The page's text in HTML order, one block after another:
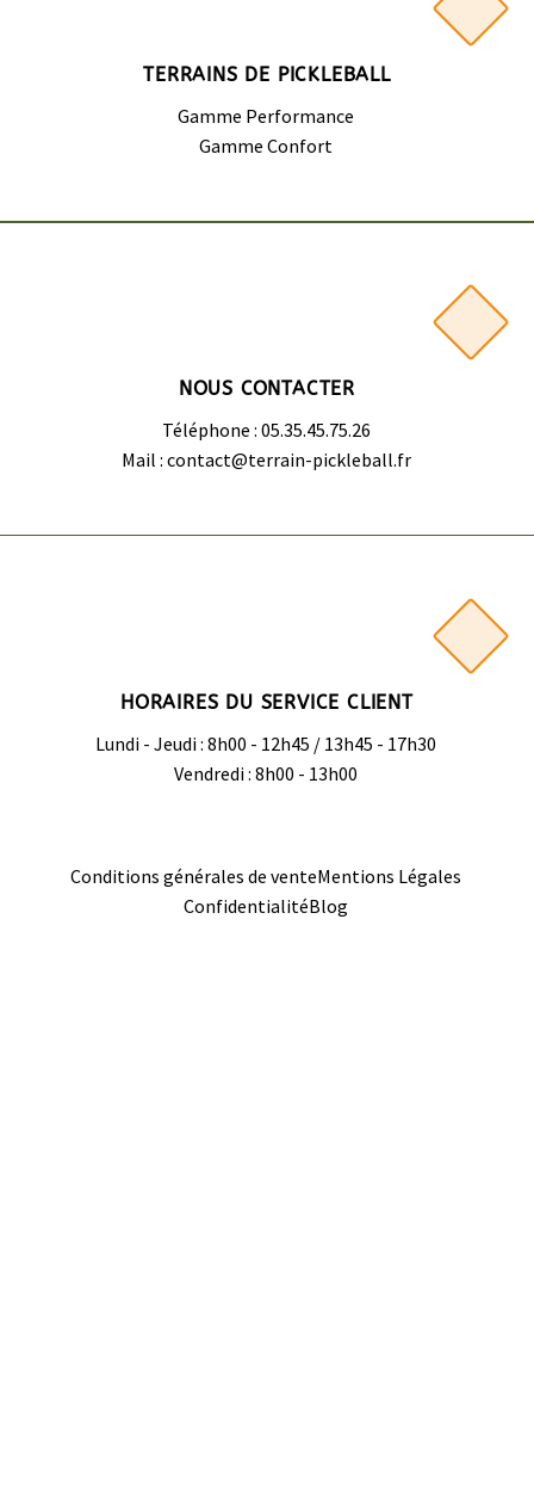
TERRAINS DE PICKLEBALL
Gamme Performance
Gamme Confort
NOUS CONTACTER
Téléphone : 05.35.45.75.26
Mail : contact@terrain-pickleball.fr
HORAIRES DU SERVICE CLIENT
Lundi - Jeudi : 8h00 - 12h45 / 13h45 - 17h30
Vendredi : 8h00 - 13h00
Conditions générales de venteMentions Légales
ConfidentialitéBlog